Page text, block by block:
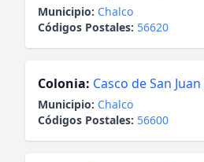
Municipio: Chalco
Códigos Postales: 56620
Colonia: Casco de San
Municipio: Chalco
Códigos Postales: 56600